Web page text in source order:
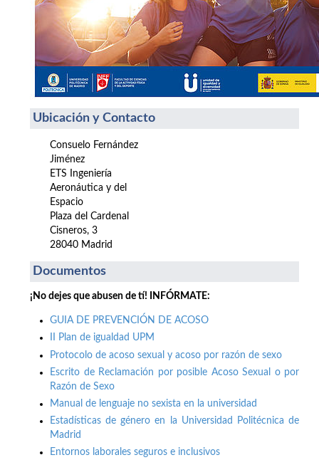
Ubicación y Contacto
Consuelo Fernández
Jiménez
ETS Ingeniería
Aeronáutica y del
Espacio
Plaza del Cardenal
Cisneros, 3
28040 Madrid
Documentos
¡No dejes que abusen de tí! INFÓRMATE:
GUIA DE PREVENCIÓN DE ACOSO
II Plan de igualdad UPM
Protocolo de acoso sexual y acoso por razón de sexo
Escrito de Reclamación por posible Acoso Sexual o por
Razón de Sexo
Manual de lenguaje no sexista en la universidad
Estadísticas de género en la Universidad Politécnica de
Madrid
Entornos laborales seguros e inclusivos